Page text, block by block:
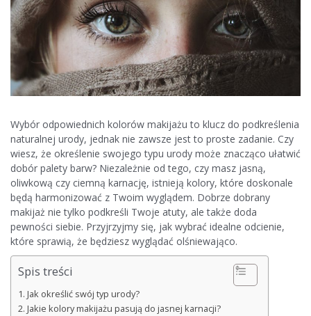
Wybór odpowiednich kolorów makijażu to klucz do podkreślenia
naturalnej urody, jednak nie zawsze jest to proste zadanie. Czy
wiesz, że określenie swojego typu urody może znacząco ułatwić
dobór palety barw? Niezależnie od tego, czy masz jasną,
oliwkową czy ciemną karnację, istnieją kolory, które doskonale
będą harmonizować z Twoim wyglądem. Dobrze dobrany
makijaż nie tylko podkreśli Twoje atuty, ale także doda
pewności siebie. Przyjrzyjmy się, jak wybrać idealne odcienie,
które sprawią, że będziesz wyglądać olśniewająco.
Spis treści
Jak określić swój typ urody?
Jakie kolory makijażu pasują do jasnej karnacji?